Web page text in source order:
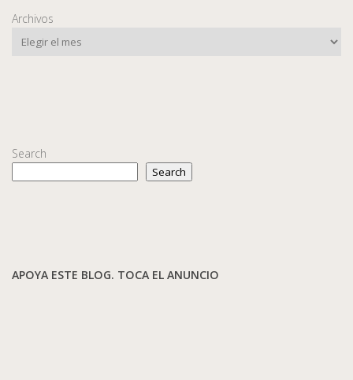
Archivos
Search
Search
APOYA ESTE BLOG. TOCA EL ANUNCIO